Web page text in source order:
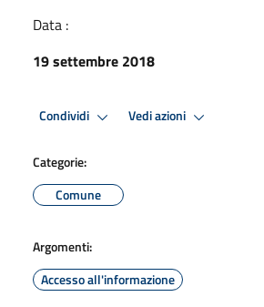
Data :
19 settembre 2018
Condividi Vedi azioni
Categorie:
Comune
Argomenti:
Accesso all'informazione